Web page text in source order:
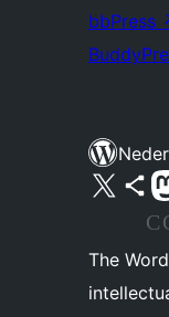
bbPress
Bezoek ons X (voorheen
Bezoek
The